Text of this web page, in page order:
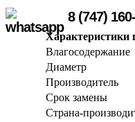
8 (747) 160-
Характеристики
Влагосодержание
Диаметр
Производитель
Срок замены
Страна-